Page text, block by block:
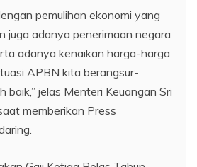
pemulihan ekonomi yang
juga adanya penerimaan negara
adanya kenaikan harga-harga
APBN kita berangsur-
baik,” jelas Menteri Keuangan Sri
memberikan Press